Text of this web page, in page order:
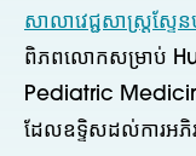
សាលាវេជ្ជសាស្ត្រស្ទែ
ពិភពលោកសម្រាប់
Pediatric
ដែលឧទ្ទិសដល់ការអភិ